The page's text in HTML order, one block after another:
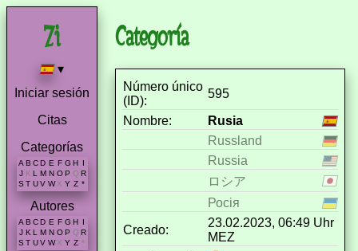
▾
Iniciar sesión
Citas
Categorías
A B C D E F G H I
J K L M N O P Q R
S T U V W X Y Z *
Autores
A B C D E F G H
J K L M N O P Q R
S T U V W X Y Z *
Categoría
Número único
(ID):
595
Nombre:
Rusia
Russland
Russia
ロシア
Росія
Creado:
23.02.2023, 06:49 Uhr
MEZ